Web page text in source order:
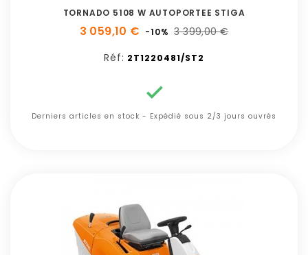
TORNADO 5108 W AUTOPORTEE STIGA
3 059,10 € -10% 3 399,00 €
Réf: 2T1220481/ST2

Derniers articles en stock - Expédié sous 2/3 jours ouvrés